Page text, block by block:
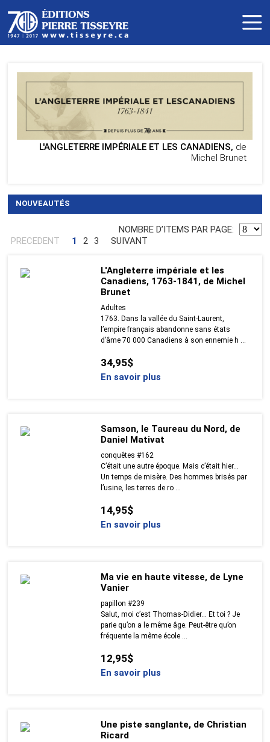
L'ANGLETERRE IMPÉRIALE ET LES CANADIENS, de
Michel Brunet
NOUVEAUTÉS
NOMBRE DʼITEMS PAR PAGE:
PRECEDENT
1 2 3 SUIVANT
L'Angleterre impériale et les
Canadiens, 1763-1841, de Michel
Brunet
Adultes
1763. Dans la vallée du Saint-Laurent,
l’empire français abandonne sans états
d’âme 70 000 Canadiens à son ennemie h ...
34,95$
En savoir plus
Samson, le Taureau du Nord, de
Daniel Mativat
conquêtes #162
C’était une autre époque. Mais c’était hier…
Un temps de misère. Des hommes brisés par
l’usine, les terres de ro ...
14,95$
En savoir plus
Ma vie en haute vitesse, de Lyne
Vanier
papillon #239
Salut, moi c’est Thomas-Didier… Et toi ? Je
parie qu’on a le même âge. Peut-être qu’on
fréquente la même école ...
12,95$
En savoir plus
Une piste sanglante, de Christian
Ricard